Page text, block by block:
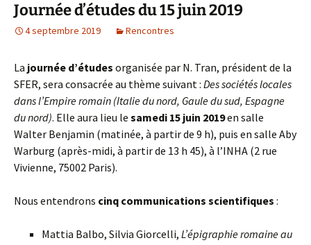
Journée d’études du 15 juin 2019
4 septembre 2019 Rencontres
La journée d’études organisée par N. Tran, président de la
SFER, sera consacrée au thème suivant : Des sociétés locales
dans l’Empire romain (Italie du nord, Gaule du sud, Espagne
du nord). Elle aura lieu le samedi 15 juin 2019en salle
Walter Benjamin (matinée, à partir de 9 h), puis en salle Aby
Warburg (après-midi, à partir de 13 h 45), à l’INHA (2 rue
Vivienne, 75002 Paris).
Nous entendrons cinq communications scientifiques :
Mattia Balbo, Silvia Giorcelli, L’épigraphie romaine au